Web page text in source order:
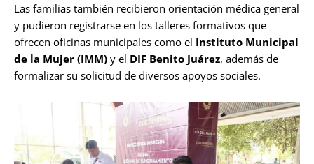
Las familias también recibieron orientación médica general
y pudieron registrarse en los talleres formativos que
ofrecen oficinas municipales como el Instituto Municipal
de la Mujer (IMM) y el DIF Benito Juárez, además de
formalizar su solicitud de diversos apoyos sociales.